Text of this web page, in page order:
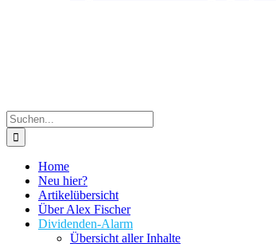
Suche
nach:
Home
Neu hier?
Artikelübersicht
Über Alex Fischer
Dividenden-Alarm
Übersicht aller Inhalte